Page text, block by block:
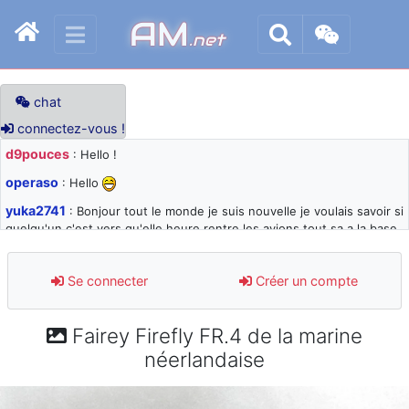
AM.net
chat
connectez-vous !
d9pouces : Hello !
operaso : Hello
yuka2741 : Bonjour tout le monde je suis nouvelle je voulais savoir si
quelqu'un c'est vers qu'elle heure rentre les avions tout sa a la base
d9pouces: désolé pour les quelques blocages du site ces derniers
jours : je teste des méthodes contre le spam et les bots trop nocifs
paxwax: Super, la nouvelle bannière
Se connecter Créer un compte
Fairey Firefly FR.4 de la marine
néerlandaise